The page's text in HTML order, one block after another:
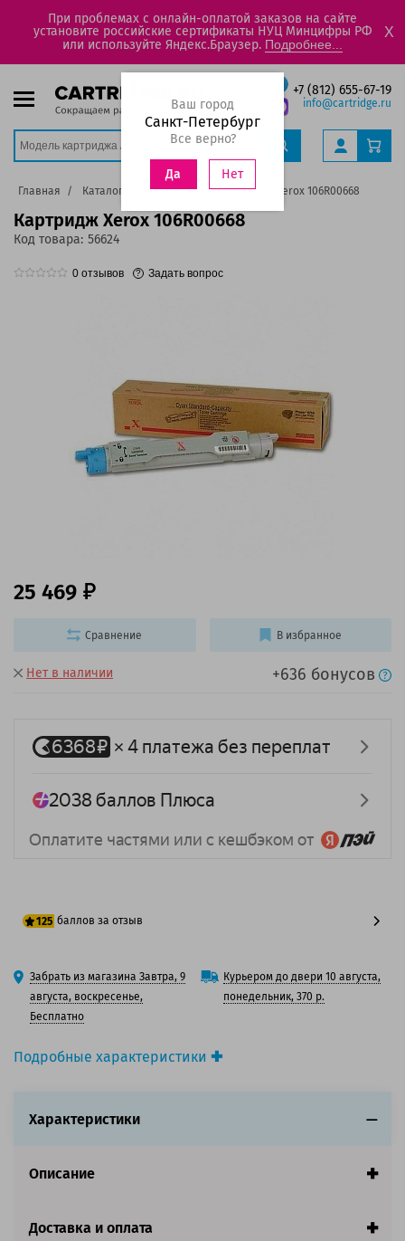
При проблемах с онлайн-оплатой заказов на сайте
установите российские сертификаты НУЦ Минцифры РФ
или используйте Яндекс.Браузер. Подробнее...
X
+7 (812) 655-67-19
info@cartridge.ru
Ваш город
Санкт-Петербург
Все верно?
Да Нет
Главная Каталог Картриджи Картридж Xerox 106R00668
Картридж Xerox 106R00668
Код товара: 56624
0 отзывов Задать вопрос
Подробные характеристики
Вид товара:Картридж лазерный
Ресурс:4 000 страниц формата А4 при 5%
Страна:Япония
Нет в наличии +636 бонусов
25 469
125 баллов за отзыв
100 баллов
125 баллов
Забрать из магазина Завтра, 9
августа, воскресенье,
Бесплатно
Курьером до двери 10 августа,
понедельник, 370 р.
Сравнение В избранное
Характеристики
Описание
Доставка и оплата